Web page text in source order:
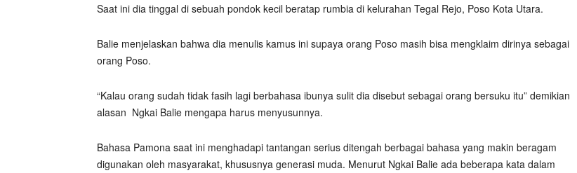
Saat ini dia tinggal di sebuah pondok kecil beratap rumbia di kelurahan Tegal Rejo, Poso Kota Utara.
Balie menjelaskan bahwa dia menulis kamus ini supaya orang Poso masih bisa mengklaim dirinya sebagai
orang Poso.
“Kalau orang sudah tidak fasih lagi berbahasa ibunya sulit dia disebut sebagai orang bersuku itu” demikian
alasan Ngkai Balie mengapa harus menyusunnya.
Bahasa Pamona saat ini menghadapi tantangan serius ditengah berbagai bahasa yang makin beragam
digunakan oleh masyarakat, khususnya generasi muda. Menurut Ngkai Balie ada beberapa kata dalam